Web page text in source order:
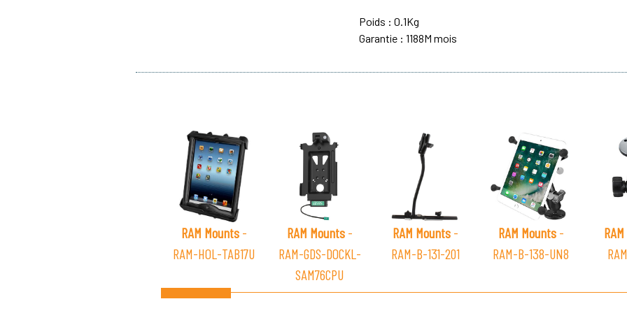
Poids : 0.1Kg
Garantie : 1188M mois
RAM Mounts-
RAM-HOL-TAB17U
RAM Mounts-
RAM-GDS-DOCKL-
SAM76CPU
RAM Mounts-
RAM-B-131-201
RAM Mounts-
RAM-B-138-UN8